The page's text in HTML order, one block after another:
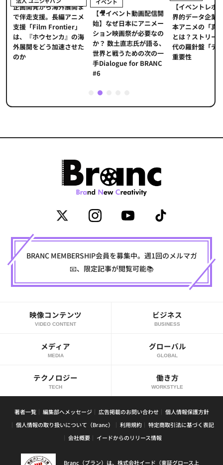
企画開発から海外展開ま
で伴走支援。長編アニメ
支援「Film Frontier」
は、『ホウセンカ』の海
外展開をどう加速させた
のか
【🎥イベント動画配信開
始】なぜ日本にアニメー
ション映画祭が必要なの
か？ 数土直志氏が語る、
世界と戦うための次の一
手Dialogue for BRANC
#6
【イベントレポ
界的データ企業
本アニメの「真
とは？ストリー
代の羅針盤「デ
重要性
2
BRANC MEMBERSHIP会員を募集中。週1回のメルマガ
📧、限定記事が閲覧可能📚
映像コンテンツ
VIDEO CONTENT
ビジネス
BUSINESS
メディア
MEDIA
グローバル
GLOBAL
テクノロジー
TECH
働き方
WORKSTYLE
著者一覧 編集部へメッセージ 広告掲載のお問い合わせ
個人情報保護方針
個人情報の取り扱いについて（Branc）
利用規約
特定商取引法に基づく表記
会社概要
イードからのリリース情報
Branc（ブラン）は、株式会社イード（東証グロース上